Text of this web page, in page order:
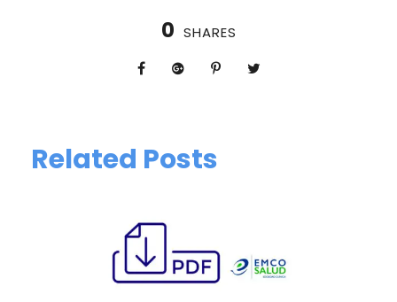
0 SHARES
Related Posts